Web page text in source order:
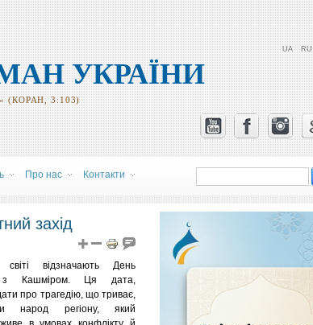
УКРАЇНИ
(КОРАН, 3:103)
UA RU
Про нас Контакти
Пошукова
форма
захід
відзначають День
з Кашміром. Ця дата,
про трагедію, що триває,
народ регіону, який